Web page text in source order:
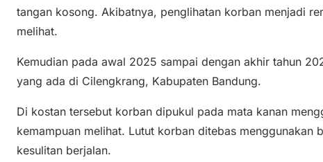
tangan kosong. Akibatnya, penglihatan korban menjadi
melihat.
Kemudian pada awal 2025 sampai dengan akhir tahun
yang ada di Cilengkrang, Kabupaten Bandung.
Di kostan tersebut korban dipukul pada mata kanan
kemampuan melihat. Lutut korban ditebas menggunakan
kesulitan berjalan.